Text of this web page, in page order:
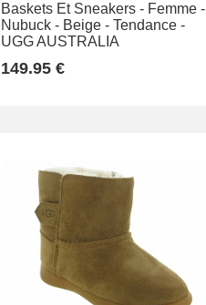
Baskets Et Sneakers - Femme -
Nubuck - Beige - Tendance -
UGG AUSTRALIA
149.95 €